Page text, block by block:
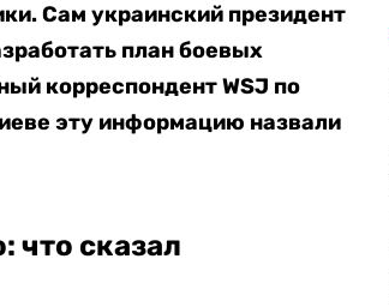
Сам украинский президент
план боевых
корреспондент WSJ по
эту информацию назвали
что сказал